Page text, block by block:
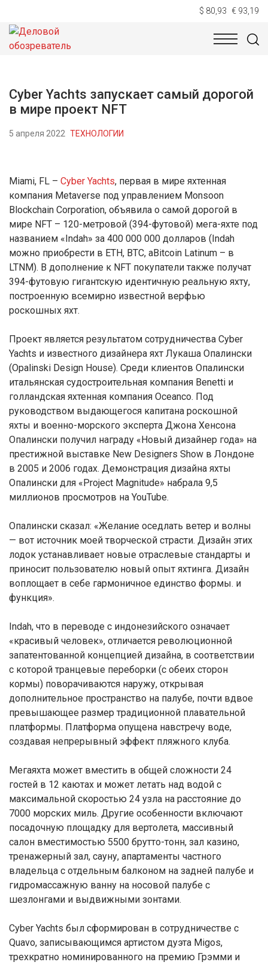
$ 80,93 € 93,19
НОВОСТИ
Cyber Yachts запускает самый дорогой
в мире проект NFT
5 апреля 2022 ТЕХНОЛОГИИ
Miami, FL – Cyber Yachts, первая в мире яхтенная
компания Metaverse под управлением Monsoon
Blockchain Corporation, объявила о самой дорогой в
мире NFT – 120-метровой (394-футовой) мега-яхте под
названием «Indah» за 400 000 000 долларов (Indah
можно приобрести в ETH, BTC, аBitcoin Latinum – в
LTNM). В дополнение к NFT покупатели также получат
394-футовую гигантскую идентичную реальную яхту,
построенную всемирно известной верфью
роскошных яхт.
Проект является результатом сотрудничества Cyber
Yachts и известного дизайнера яхт Лукаша Опалински
(Opalinski Design House). Среди клиентов Опалински
итальянская судостроительная компания Benetti и
голландская яхтенная компания Oceanco. Под
руководством выдающегося капитана роскошной
яхты и военно-морского эксперта Джона Хенсона
Опалински получил награду «Новый дизайнер года» на
престижной выставке New Designers Show в Лондоне
в 2005 и 2006 годах. Демонстрация дизайна яхты
Опалински для «Project Magnitude» набрала 9,5
миллионов просмотров на YouTube.
Опалински сказал: «Желание оседлать ветер и волны
— вот источник моей творческой страсти. Дизайн этих
лодок устанавливает новые отраслевые стандарты и
приносит пользователю новый опыт яхтинга. Дизайн
воплощает в себе гармоничное единство формы. и
функция».
Indah, что в переводе с индонезийского означает
«красивый человек», отличается революционной
запатентованной концепцией дизайна, в соответствии
с которой транцевые переборки (с обеих сторон
кормы) поворачиваются наружу, открывая
дополнительное пространство на палубе, почти вдвое
превышающее размер традиционной плавательной
платформы. Платформа опущена навстречу воде,
создавая непрерывный эффект пляжного клуба.
Мегаяхта может вместить в общей сложности 24
гостей в 12 каютах и ​​может летать над водой с
максимальной скоростью 24 узла на расстояние до
7000 морских миль. Другие особенности включают
посадочную площадку для вертолета, массивный
салон вместимостью 5500 брутто-тонн, зал казино,
тренажерный зал, сауну, апартаменты частного
владельца с отдельным балконом на задней палубе и
гидромассажную ванну на носовой палубе с
шезлонгами и выдвижными зонтами.
Cyber Yachts был сформирован в сотрудничестве с
Quavo, записывающимся артистом дуэта Migos,
трехкратно номинированного на премию Грэмми и